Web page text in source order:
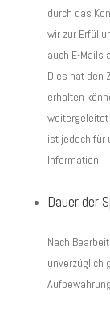
durch das
wir zur
auch E-Mails
Dies hat den
erhalten
weitergeleitet
ist jedoch für
Information.
Dauer der
Nach
unverzüglich